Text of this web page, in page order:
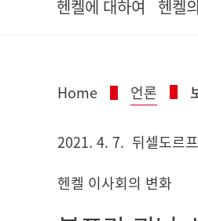
헨켈에 대하여 헨켈
Home 언론
2021. 4. 7. 뒤셀도르
헨켈 이사회의 변화